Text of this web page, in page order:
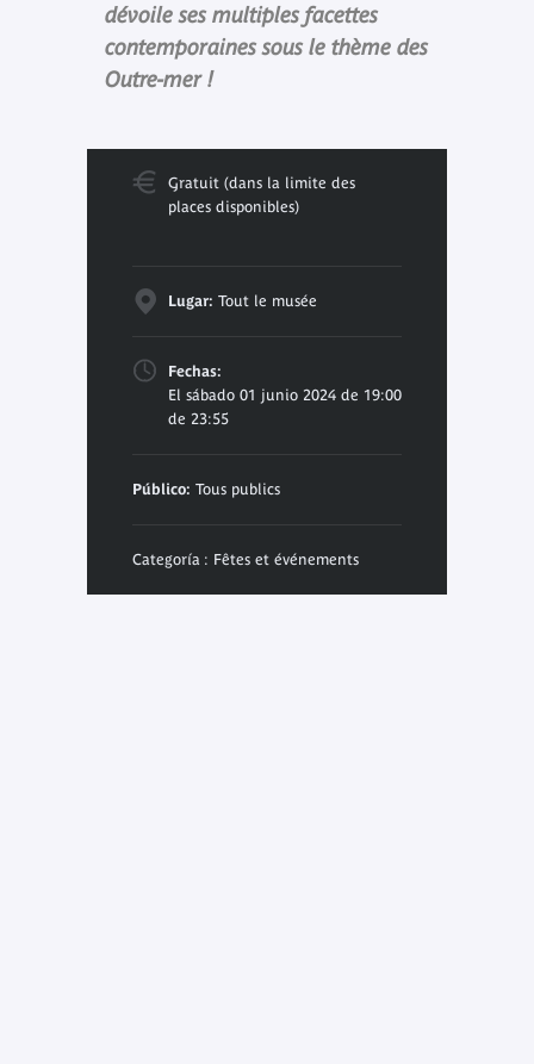
dévoile ses multiples facettes
contemporaines sous le thème des
Outre-mer !
Gratuit (dans la limite des
places disponibles)
Lugar: Tout le musée
Fechas:
El sábado 01 junio 2024 de 19:00
de 23:55
Público: Tous publics
Categoría : Fêtes et événements